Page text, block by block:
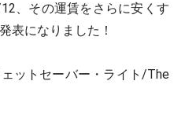
、その運賃をさらに安くす
表になりました！
ットセーバー・ライト/The